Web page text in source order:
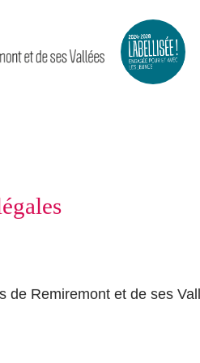
de Remiremont et de ses